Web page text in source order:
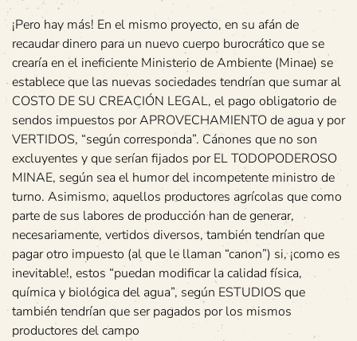
¡Pero hay más! En el mismo proyecto, en su afán de
recaudar dinero para un nuevo cuerpo burocrático que se
crearía en el ineficiente Ministerio de Ambiente (Minae) se
establece que las nuevas sociedades tendrían que sumar al
COSTO DE SU CREACIÓN LEGAL, el pago obligatorio de
sendos impuestos por APROVECHAMIENTO de agua y por
VERTIDOS, “según corresponda”. Cánones que no son
excluyentes y que serían fijados por EL TODOPODEROSO
MINAE, según sea el humor del incompetente ministro de
turno. Asimismo, aquellos productores agrícolas que como
parte de sus labores de producción han de generar,
necesariamente, vertidos diversos, también tendrían que
pagar otro impuesto (al que le llaman “canon”) si, ¡como es
inevitable!, estos “puedan modificar la calidad física,
química y biológica del agua”, según ESTUDIOS que
también tendrían que ser pagados por los mismos
productores del campo